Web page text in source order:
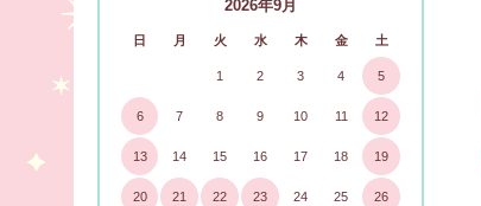
2026年9月
日 月 火 水 木 金 土
1 2 3 4 5
6 7 8 9 10 11 12
13 14 15 16 17 18 19
20 21 22 23 24 25 26